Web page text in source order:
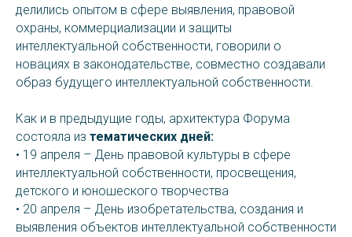
делились опытом в сфере выявления, правовой
охраны, коммерциализации и защиты
интеллектуальной собственности, говорили о
новациях в законодательстве, совместно создавали
образ будущего интеллектуальной собственности.
Как и в предыдущие годы, архитектура Форума
состояла из тематических дней:
• 19 апреля – День правовой культуры в сфере
интеллектуальной собственности, просвещения,
детского и юношеского творчества
• 20 апреля – День изобретательства, создания и
выявления объектов интеллектуальной собственности